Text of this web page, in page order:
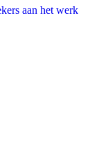
aan het werk